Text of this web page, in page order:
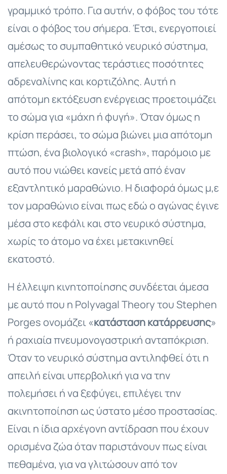
γραμμικό τρόπο. Για αυτήν, ο φόβος του τότε
είναι ο φόβος του σήμερα. Έτσι, ενεργοποιεί
αμέσως το συμπαθητικό νευρικό σύστημα,
απελευθερώνοντας τεράστιες ποσότητες
αδρεναλίνης και κορτιζόλης. Αυτή η
απότομη εκτόξευση ενέργειας προετοιμάζει
το σώμα για «μάχη ή φυγή». Όταν όμως η
κρίση περάσει, το σώμα βιώνει μια απότομη
πτώση, ένα βιολογικό «crash», παρόμοιο με
αυτό που νιώθει κανείς μετά από έναν
εξαντλητικό μαραθώνιο. Η διαφορά όμως μ,ε
τον μαραθώνιο είναι πως εδώ ο αγώνας έγινε
μέσα στο κεφάλι και στο νευρικό σύστημα,
χωρίς το άτομο να έχει μετακινηθεί
εκατοστό.
Η έλλειψη κινητοποίησης συνδέεται άμεσα
με αυτό που η Polyvagal Theory του Stephen
Porges ονομάζει «κατάσταση κατάρρευσης»
ή ραχιαία πνευμονογαστρική ανταπόκριση.
Όταν το νευρικό σύστημα αντιληφθεί ότι η
απειλή είναι υπερβολική για να την
πολεμήσει ή να ξεφύγει, επιλέγει την
ακινητοποίηση ως ύστατο μέσο προστασίας.
Είναι η ίδια αρχέγονη αντίδραση που έχουν
ορισμένα ζώα όταν παριστάνουν πως είναι
πεθαμένα, για να γλιτώσουν από τον